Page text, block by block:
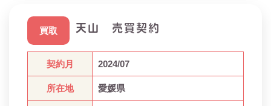
天山 売買契約
契約月 2024/07
所在地 愛媛県
買取